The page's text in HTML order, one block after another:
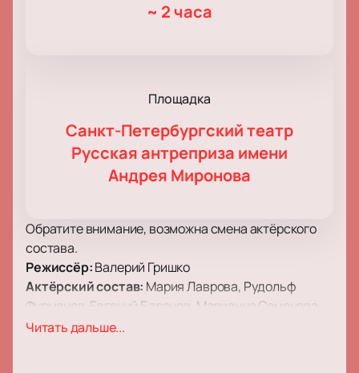
~ 2 часа
Площадка
Санкт-Петербургский театр
Русская антреприза имени
Андрея Миронова
Обратите внимание, возможна смена актёрского
состава.
Режиссёр:Валерий Гришко
Актёрский состав: Мария Лаврова, Рудольф
Фурманов, Евгений Баранов, Марианна Семенова,
Анвар Либабов.
Читать дальше...